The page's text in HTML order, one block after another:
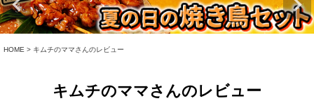
HOME キムチのママさんのレビュー
キムチのママさんのレビュー